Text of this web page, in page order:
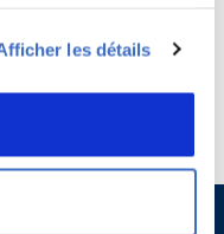
les détails
à caractère administratif,